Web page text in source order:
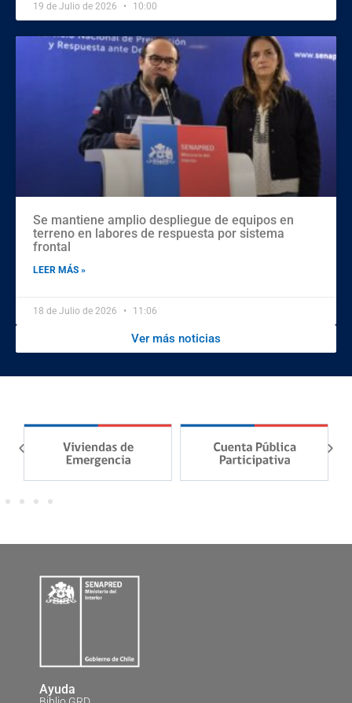
19 de Julio de 2026 10:00
Se mantiene amplio despliegue de equipos en
terreno en labores de respuesta por sistema
frontal
LEER MÁS »
18 de Julio de 2026 11:06
Ver más noticias
Ayuda